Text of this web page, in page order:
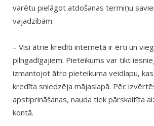
varētu pielāgot atdošanas termiņu
vajadzībām.
– Visi ātrie kredīti internetā ir ērti un
pilngadīgajiem. Pieteikums var tikt
izmantojot ātro pieteikuma veidlapu,
kredīta sniedzēja mājaslapā. Pēc
apstiprināšanas, nauda tiek pārskaitīta
kontā.